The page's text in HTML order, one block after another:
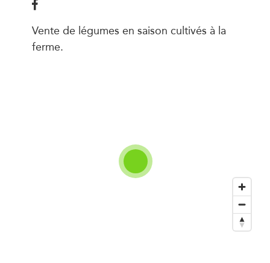
Vente de légumes en saison cultivés à la
ferme.